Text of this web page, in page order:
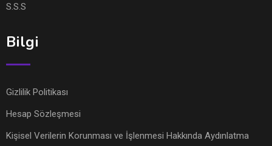
S.S.S
Bilgi
Gizlilik Politikası
Hesap Sözleşmesi
Kişisel Verilerin Korunması ve İşlenmesi Hakkında Aydınlatma